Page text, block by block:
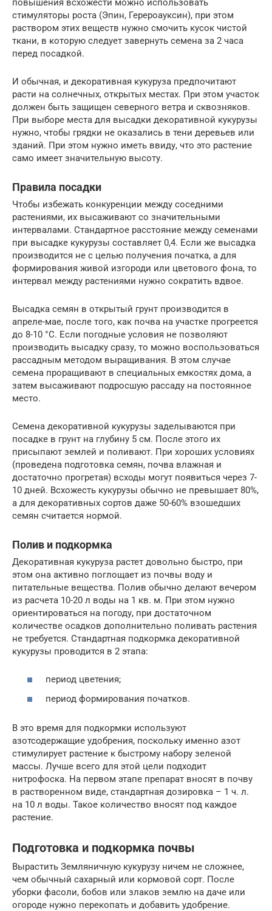
повышения всхожести можно использовать
стимуляторы роста (Эпин, Герероауксин), при этом
раствором этих веществ нужно смочить кусок чистой
ткани, в которую следует завернуть семена за 2 часа
перед посадкой.
И обычная, и декоративная кукуруза предпочитают
расти на солнечных, открытых местах. При этом участок
должен быть защищен северного ветра и сквозняков.
При выборе места для высадки декоративной кукурузы
нужно, чтобы грядки не оказались в тени деревьев или
зданий. При этом нужно иметь ввиду, что это растение
само имеет значительную высоту.
Правила посадки
Чтобы избежать конкуренции между соседними
растениями, их высаживают со значительными
интервалами. Стандартное расстояние между семенами
при высадке кукурузы составляет 0,4. Если же высадка
производится не с целью получения початка, а для
формирования живой изгороди или цветового фона, то
интервал между растениями нужно сократить вдвое.
Высадка семян в открытый грунт производится в
апреле-мае, после того, как почва на участке прогреется
до 8-10 °С. Если погодные условия не позволяют
производить высадку сразу, то можно воспользоваться
рассадным методом выращивания. В этом случае
семена проращивают в специальных емкостях дома, а
затем высаживают подросшую рассаду на постоянное
место.
Семена декоративной кукурузы заделываются при
посадке в грунт на глубину 5 см. После этого их
присыпают землей и поливают. При хороших условиях
(проведена подготовка семян, почва влажная и
достаточно прогретая) всходы могут появиться через 7-
10 дней. Всхожесть кукурузы обычно не превышает 80%,
а для декоративных сортов даже 50-60% взошедших
семян считается нормой.
Полив и подкормка
Декоративная кукуруза растет довольно быстро, при
этом она активно поглощает из почвы воду и
питательные вещества. Полив обычно делают вечером
из расчета 10-20 л воды на 1 кв. м. При этом нужно
ориентироваться на погоду, при достаточном
количестве осадков дополнительно поливать растения
не требуется. Стандартная подкормка декоративной
кукурузы проводится в 2 этапа:
период цветения;
период формирования початков.
В это время для подкормки используют
азотсодержащие удобрения, поскольку именно азот
стимулирует растение к быстрому набору зеленой
массы. Лучше всего для этой цели подходит
нитрофоска. На первом этапе препарат вносят в почву
в растворенном виде, стандартная дозировка – 1 ч. л.
на 10 л воды. Такое количество вносят под каждое
растение.
Подготовка и подкормка почвы
Вырастить Земляничную кукурузу ничем не сложнее,
чем обычный сахарный или кормовой сорт. После
уборки фасоли, бобов или злаков землю на даче или
огороде нужно перекопать и добавить удобрение.